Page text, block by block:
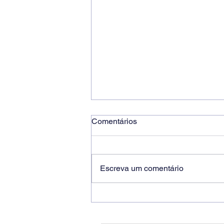
Comentários
Escreva um comentário